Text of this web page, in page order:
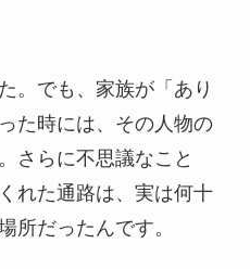
。でも、家族が「あり
た時には、その人物の
さらに不思議なこと
れた通路は、実は何十
所だったんです。